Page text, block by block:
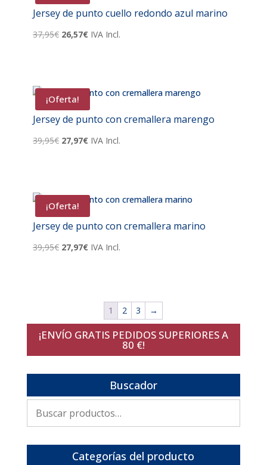
Jersey de punto cuello redondo azul marino
37,95€ El
37,95€.
26,57€El
26,57€.
IVA Incl.
¡Oferta!
Jersey de punto con cremallera marengo
39,95€ El
39,95€.
27,97€El
27,97€.
IVA Incl.
¡Oferta!
Jersey de punto con cremallera marino
39,95€ El
27,97€El
27,97€.
IVA Incl.
1 2 3 →
¡ENVÍO GRATIS PEDIDOS SUPERIORES A
80 €!
Buscador
por:
Categorías del producto